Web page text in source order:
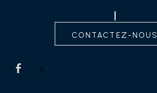
contactez-nous